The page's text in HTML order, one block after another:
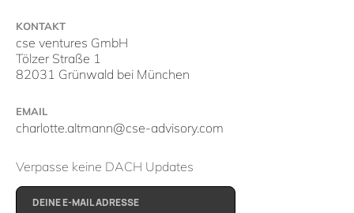
KONTAKT
cse ventures GmbH
Tölzer Straße 1
82031 Grünwald bei München
EMAIL
charlotte.altmann@cse-advisory.com
Verpasse keine DACH Updates